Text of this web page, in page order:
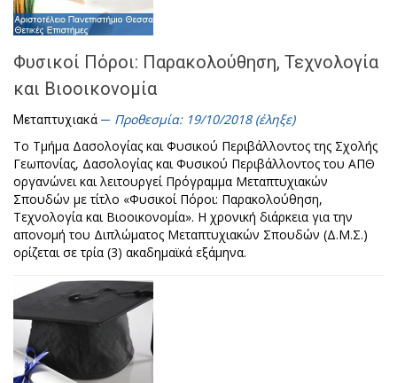
Φυσικοί Πόροι: Παρακολούθηση, Τεχνολογία
και Βιοοικονομία
Μεταπτυχιακά
Προθεσμία: 19/10/2018 (έληξε)
Το Τμήμα Δασολογίας και Φυσικού Περιβάλλοντος της Σχολής
Γεωπονίας, Δασολογίας και Φυσικού Περιβάλλοντος του ΑΠΘ
οργανώνει και λειτουργεί Πρόγραμμα Μεταπτυχιακών
Σπουδών με τίτλο «Φυσικοί Πόροι: Παρακολούθηση,
Τεχνολογία και Βιοοικονομία». Η χρονική διάρκεια για την
απονομή του Διπλώματος Μεταπτυχιακών Σπουδών (Δ.Μ.Σ.)
ορίζεται σε τρία (3) ακαδημαϊκά εξάμηνα.